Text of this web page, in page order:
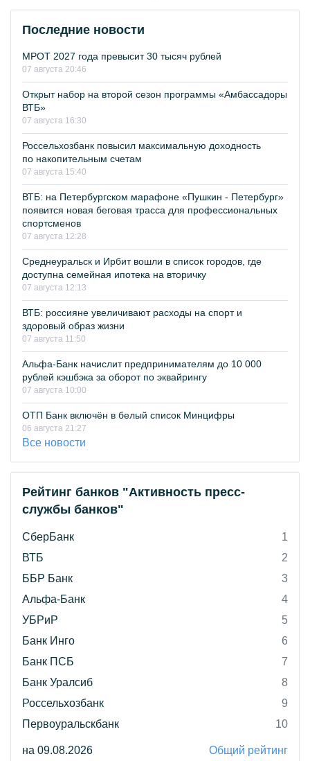
Последние новости
МРОТ 2027 года превысит 30 тысяч рублей
07 августа 20:46
Открыт набор на второй сезон программы «Амбассадоры
ВТБ»
07 августа 16:30
Россельхозбанк повысил максимальную доходность
по накопительным счетам
07 августа 15:40
ВТБ: на Петербургском марафоне «Пушкин - Петербург»
появится новая беговая трасса для профессиональных
спортсменов
07 августа 12:28
Среднеуральск и Ирбит вошли в список городов, где
доступна семейная ипотека на вторичку
07 августа 12:13
ВТБ: россияне увеличивают расходы на спорт и
здоровый образ жизни
07 августа 11:50
Альфа-Банк начислит предпринимателям до 10 000
рублей кэшбэка за оборот по эквайрингу
07 августа 10:00
ОТП Банк включён в белый список Минцифры
06 августа 21:27
Все новости
Рейтинг банков "Активность пресс-
службы банков"
СберБанк
1
ВТБ
2
ББР Банк
3
Альфа-Банк
4
УБРиР
5
Банк Инго
6
Банк ПСБ
7
Банк Уралсиб
8
Россельхозбанк
9
Первоуральскбанк
10
на 09.08.2026 Общий рейтинг